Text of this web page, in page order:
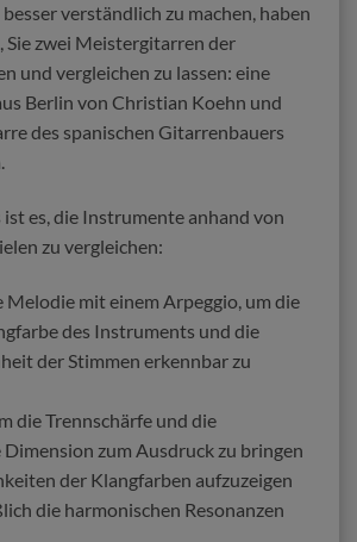
verständlich zu machen, haben
Sie zwei Meistergitarren der
und vergleichen zu lassen: eine
Berlin von Christian Koehn und
des spanischen Gitarrenbauers
ist es, die Instrumente anhand von
zu vergleichen:
Melodie mit einem Arpeggio, um die
des Instruments und die
der Stimmen erkennbar zu
die Trennschärfe und die
zum Ausdruck zu bringen
der Klangfarben aufzuzeigen
die harmonischen Resonanzen